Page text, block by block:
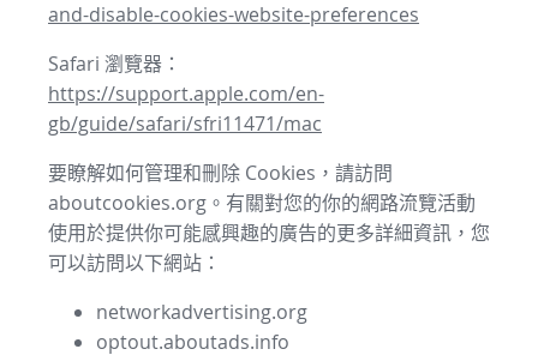
and-disable-cookies-website-preferences
Safari 瀏覽器：
https://support.apple.com/en-
gb/guide/safari/sfri11471/mac
要瞭解如何管理和刪除 Cookies，請訪問
aboutcookies.org。有關對您的你的網路流覽活動
使用於提供你可能感興趣的廣告的更多詳細資訊，您
可以訪問以下網站：
networkadvertising.org
optout.aboutads.info